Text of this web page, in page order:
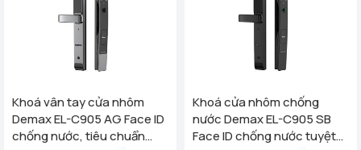
Khoá vân tay cửa nhôm
Demax EL-C905 AG Face ID
chống nước, tiêu chuẩn
Khoá cửa nhôm chống
nước Demax EL-C905 SB
Face ID chống nước tuyệt